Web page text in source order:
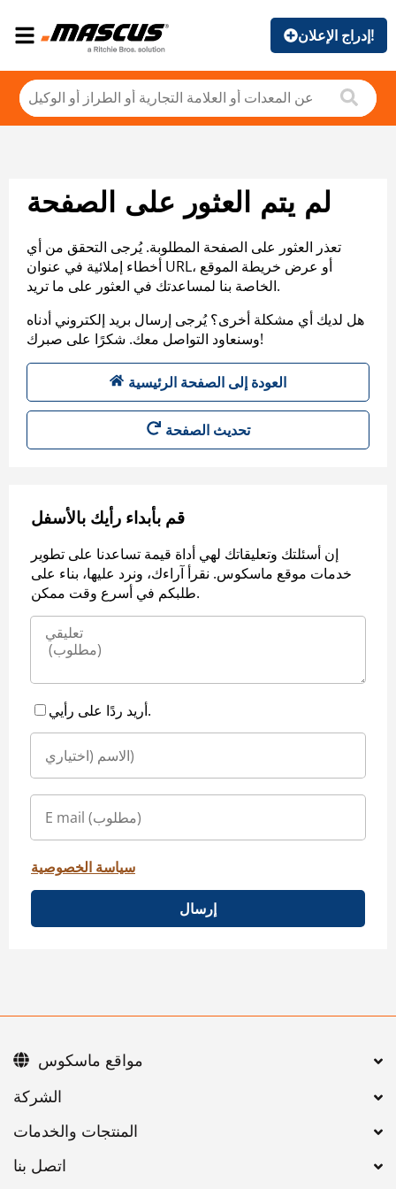
إدراج الإعلان!
لم يتم العثور على الصفحة
تعذر العثور على الصفحة المطلوبة. يُرجى التحقق من أي
أخطاء إملائية في عنوان URL، أو عرض خريطة الموقع
الخاصة بنا لمساعدتك في العثور على ما تريد.
هل لديك أي مشكلة أخرى؟ يُرجى إرسال بريد إلكتروني أدناه
وسنعاود التواصل معك. شكرًا على صبرك!
العودة إلى الصفحة الرئيسية
تحديث الصفحة
قم بأبداء رأيك بالأسفل
إن أسئلتك وتعليقاتك لهي أداة قيمة تساعدنا على تطوير
خدمات موقع ماسكوس. نقرأ آراءك، ونرد عليها، بناء على
طلبكم في أسرع وقت ممكن.
أريد ردًا على رأيي.
سياسة الخصوصية
إرسال
اتصل بنا
مواقع ماسكوس